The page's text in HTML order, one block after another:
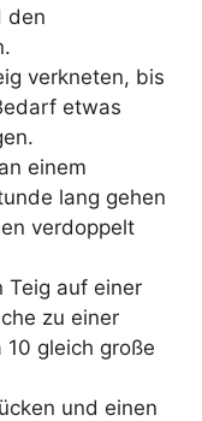
den
verkneten, bis
etwas
einem
lang gehen
verdoppelt
Teig auf einer
zu einer
gleich große
und einen